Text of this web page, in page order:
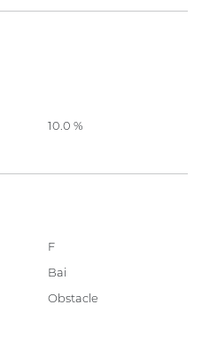
10.0 %
F
Bai
Obstacle